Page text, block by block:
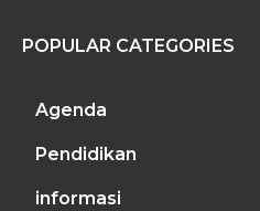
POPULAR CATEGORIES
Agenda
Pendidikan
informasi